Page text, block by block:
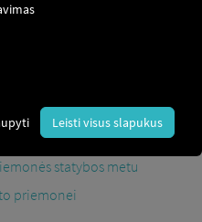
naudoti?
Norint sėkmingai jį
prisijungimo
statybos metu
priemonei
Leisti visus slapukus